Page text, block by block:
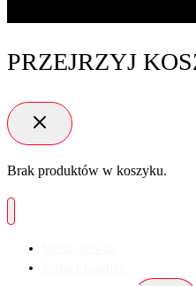
PRZEJRZYJ
Brak produktów w koszyku.